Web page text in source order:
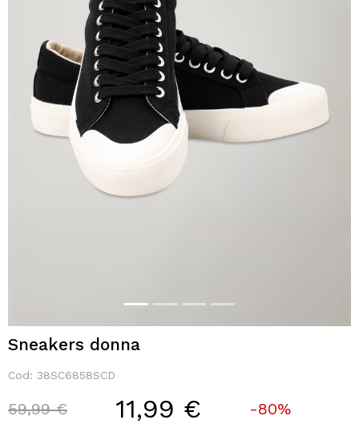
Sneakers donna
Cod: 38SC6858SCD
Price reduced from
59,99 €to 11,99 € -80%